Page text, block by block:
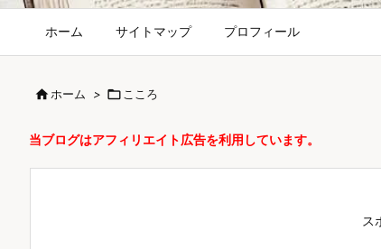
ホーム サイトマップ プロフィール
ホーム >  こころ
当ブログはアフィリエイト広告を利用しています。
ス